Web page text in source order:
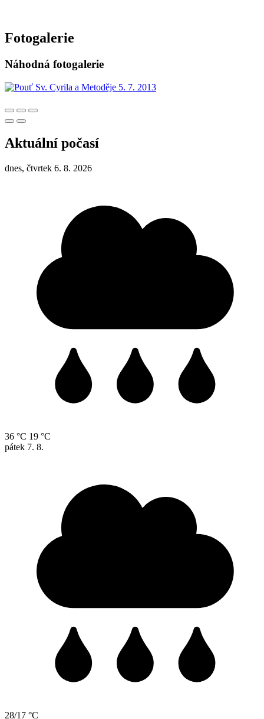
Fotogalerie
Náhodná fotogalerie
Aktuální počasí
dnes, čtvrtek 6. 8. 2026
36 °C 19 °C
pátek 7. 8.
28/17 °C